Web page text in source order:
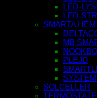
LED-
LED-
SMARTA HEM
MB
PLEJD
SOLCELLER